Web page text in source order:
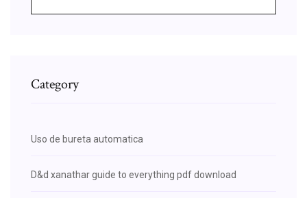
Category
Uso de bureta automatica
D&d xanathar guide to everything pdf download